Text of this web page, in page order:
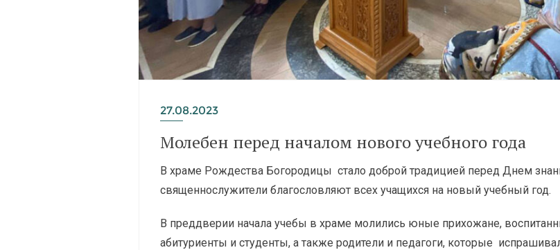
27.08.2023
Молебен перед началом нового учебного года
В храме Рождества Богородицы стало доброй традицией перед Днем
священнослужители благословляют всех учащихся на новый учебный год.
В преддверии начала учебы в храме молились юные прихожане,
абитуриенты и студенты, а также родители и педагоги, которые